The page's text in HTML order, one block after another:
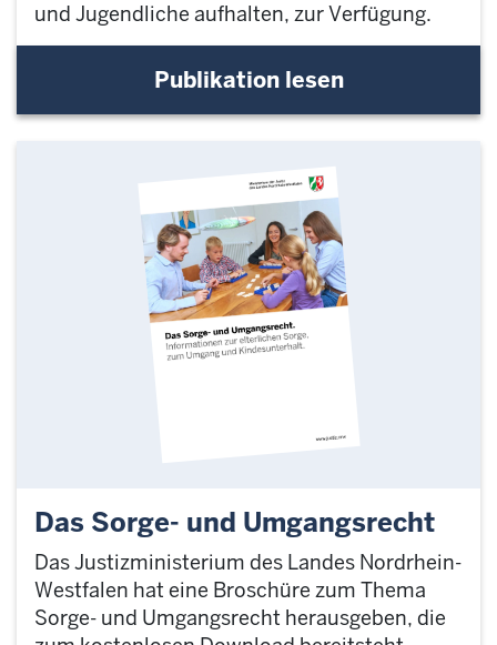
und Jugendliche aufhalten, zur Verfügung.
Publikation lesen
Das Sorge- und Umgangsrecht
Das Justizministerium des Landes Nordrhein-
Westfalen hat eine Broschüre zum Thema
Sorge- und Umgangsrecht herausgeben, die